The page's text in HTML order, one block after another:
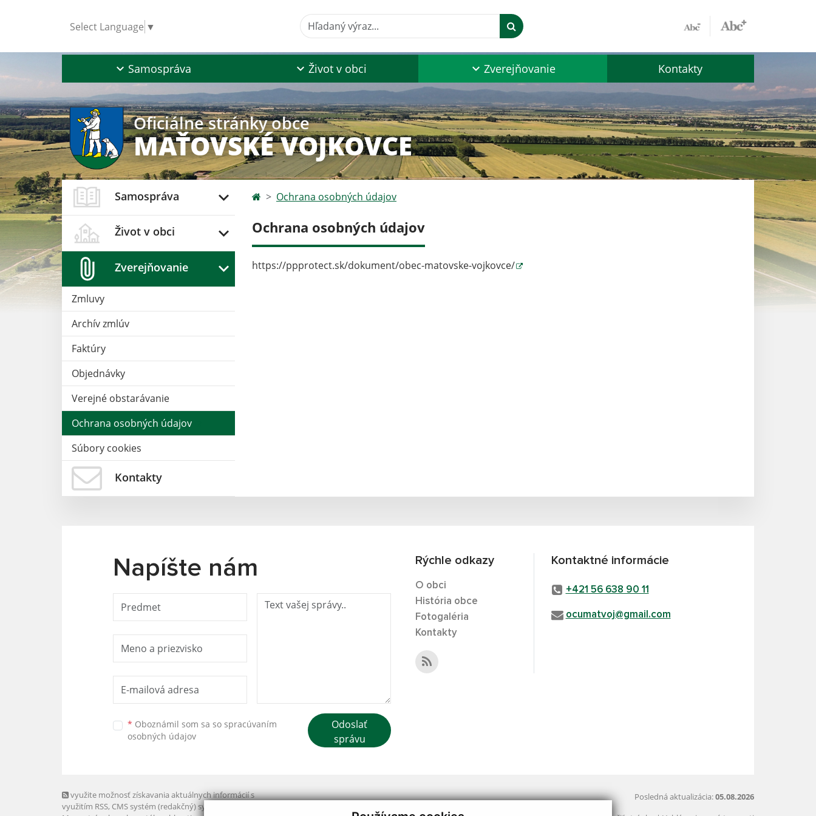
Select Language ▼ Hľadaný výraz...
Samospráva Život v obci Zverejňovanie Kontakty
Oficiálne stránky obce
MAŤOVSKÉ VOJKOVCE
Samospráva
Život v obci
Zverejňovanie
Zmluvy
Archív zmlúv
Faktúry
Objednávky
Verejné obstarávanie
Ochrana osobných údajov
Súbory cookies
Kontakty
Ochrana osobných údajov
Ochrana osobných údajov
https://ppprotect.sk/dokument/obec-matovske-vojkovce/
Napíšte nám
* Oboznámil som sa so spracúvaním
osobných údajov
Odoslať
správu
Rýchle odkazy
O obci
História obce
Fotogaléria
Kontakty
Kontaktné informácie
+421 56 638 90 11
ocumatvoj@gmail.com
využite možnosť získavania aktuálnych informácií s
využitím RSS, CMS systém (redakčný) systém ECHELON 2,
Posledná aktualizácia:05.08.2026
webdesign|